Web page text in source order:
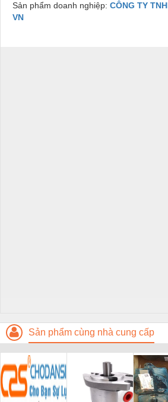
Sản phẩm doanh nghiệp: CÔNG TY
VN
Sản phẩm cùng nhà cung cấp